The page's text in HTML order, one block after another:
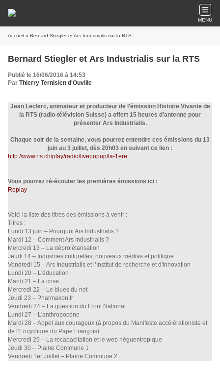
MENU
Accueil » Bernard Stiegler et Ars Industrialis sur la RTS
Bernard Stiegler et Ars Industrialis sur la RTS
Publié le 16/06/2016 à 14:53
Par Thierry Ternisien d'Ouville
Jean Leclerc, animateur et producteur de l'émission Histoire Vivante de
la RTS (radio-télévision Suisse) a offert 15 heures d'antenne pour
présenter Ars Industrialis.
Chaque soir de la semaine, vous pourrez entendre ces émissions du 13
juin au 3 juillet, dès 20h03 en suivant ce lien :
http://www.rts.ch/play/radio/livepopup/la-1ere
Vous pourrez ré-écouter les premières émissions ici :
Replay
Voici la liste des titres des émissions à venir :
Titres :
Lundi 13 juin – Pourquoi Ars Industrialis ?
Mardi 12 – Comment Ars Industrialis ?
Mercredi 13 – La déprolétarisation
Jeudi 14 – Industries culturelles, nouveaux médias et politique
Vendredi 15 – Ars Industrialis et l’Institut de recherche et d'innovation
Lundi 20 – L'éducation
Mardi 21 – La crise
Mercredi 22 – Le blues du net
Jeudi 23 – Pharmakon.fr
Vendredi 24 – La question du Front National
Lundi 27 – L'anthropocène
Mardi 28 – Appel aux courageux (à propos du Manifeste accélérationiste et
de l’Encyclique du Pape François)
Mercredi 29 – La recapacitation et le web néguentropique
Jeudi 30 – Plaine Commune 1
Vendredi 1er Juillet – Plaine Commune 2